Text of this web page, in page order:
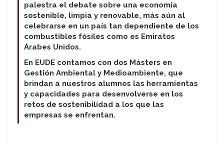
palestra el debate sobre una economía
sostenible, limpia y renovable, más aún al
celebrarse en un país tan dependiente de los
combustibles fósiles como es Emiratos
Árabes Unidos.
En EUDE contamos con dos Másters en
Gestión Ambiental y Medioambiente, que
brindan a nuestros alumnos las herramientas
y capacidades para desenvolverse en los
retos de sostenibilidad a los que las
empresas se enfrentan.